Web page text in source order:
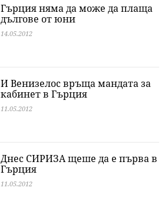
Гърция няма да може да плаща
дългове от юни
14.05.2012
И Венизелос връща мандата за
кабинет в Гърция
11.05.2012
Днес СИРИЗА щеше да е първа в
Гърция
11.05.2012